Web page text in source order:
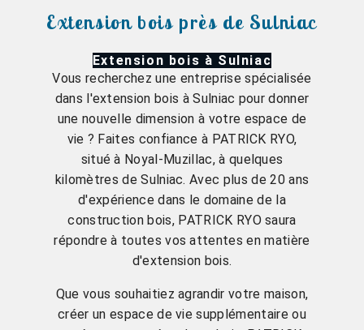
Extension bois près de Sulniac
Extension bois à Sulniac
Vous recherchez une entreprise spécialisée
dans l'extension bois à Sulniac pour donner
une nouvelle dimension à votre espace de
vie ? Faites confiance à PATRICK RYO,
situé à Noyal-Muzillac, à quelques
kilomètres de Sulniac. Avec plus de 20 ans
d'expérience dans le domaine de la
construction bois, PATRICK RYO saura
répondre à toutes vos attentes en matière
d'extension bois.
Que vous souhaitiez agrandir votre maison,
créer un espace de vie supplémentaire ou